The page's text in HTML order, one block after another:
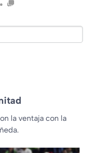
la ventaja con la